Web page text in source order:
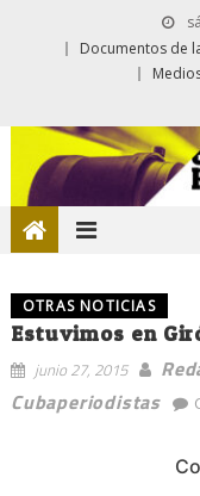
Documentos de
OTRAS NOTICIAS
Estuvimos en
junio 27, 2015
Cubaperiodistas